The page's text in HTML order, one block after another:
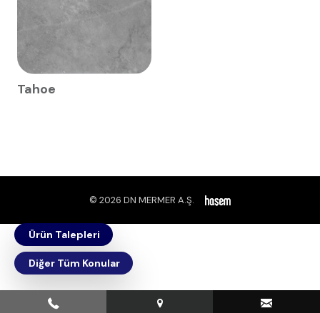
Ürün Talepleri
Diğer Tüm Konular
Tahoe
© 2026 DN MERMER A.Ş.